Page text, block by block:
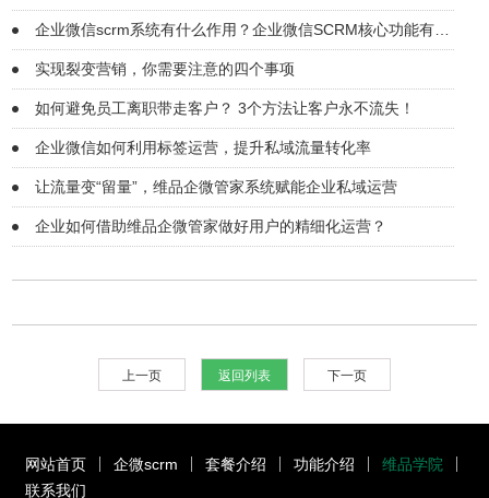
企业微信scrm系统有什么作用？企业微信SCRM核心功能有哪
实现裂变营销，你需要注意的四个事项
如何避免员工离职带走客户？ 3个方法让客户永不流失！
企业微信如何利用标签运营，提升私域流量转化率
让流量变“留量”，维品企微管家系统赋能企业私域运营
企业如何借助维品企微管家做好用户的精细化运营？
上一页 返回列表 下一页
网站首页 企微scrm 套餐介绍 功能介绍
维品学院
联系我们